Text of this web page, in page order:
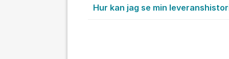
Alla inlägg
Hur kan jag se min